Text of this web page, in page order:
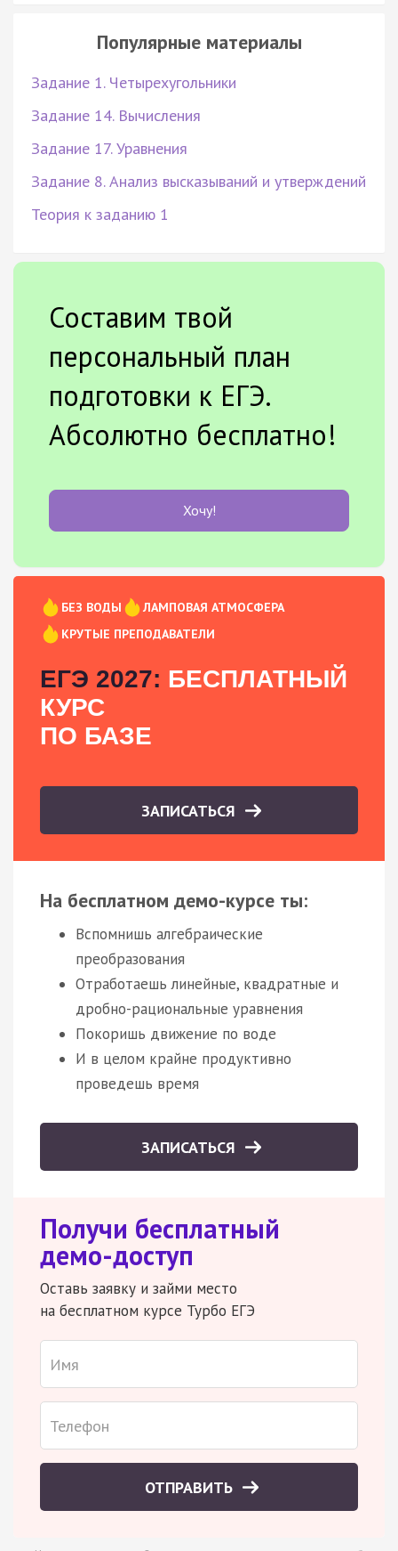
Популярные материалы
Задание 1. Четырехугольники
Задание 14. Вычисления
Задание 17. Уравнения
Задание 8. Анализ высказываний и утверждений
Теория к заданию 1
Составим твой
персональный план
подготовки к ЕГЭ.
Абсолютно бесплатно!
Хочу!
БЕЗ ВОДЫ
ЛАМПОВАЯ АТМОСФЕРА
КРУТЫЕ ПРЕПОДАВАТЕЛИ
ЕГЭ 2027: БЕСПЛАТНЫЙ
КУРС
ПО БАЗЕ
ЗАПИСАТЬСЯ
На бесплатном демо-курсе ты:
Вспомнишь алгебраические
преобразования
Отработаешь линейные, квадратные и
дробно-рациональные уравнения
Покоришь движение по воде
И в целом крайне продуктивно
проведешь время
ЗАПИСАТЬСЯ
Получи бесплатный
демо-доступ
Оставь заявку и займи место
на бесплатном курсе Турбо ЕГЭ
ОТПРАВИТЬ